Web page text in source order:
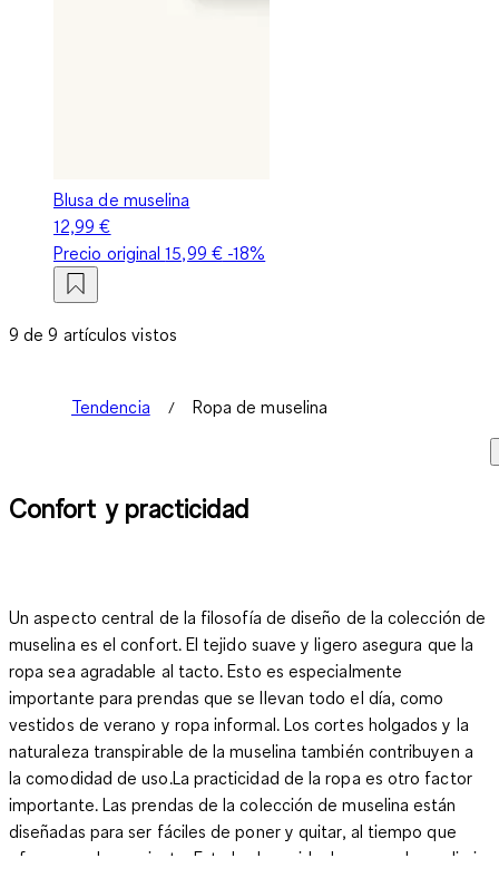
Blusa de muselina
12,99 €
Precio original15,99 €-18%
9 de 9 artículos vistos
Tendencia Ropa de muselina
Confort y practicidad
Un aspecto central de la filosofía de diseño de la colección de
muselina es el confort. El tejido suave y ligero asegura que la
ropa sea agradable al tacto. Esto es especialmente
importante para prendas que se llevan todo el día, como
vestidos de verano y ropa informal. Los cortes holgados y la
naturaleza transpirable de la muselina también contribuyen a
la comodidad de uso.La practicidad de la ropa es otro factor
importante. Las prendas de la colección de muselina están
diseñadas para ser fáciles de poner y quitar, al tiempo que
ofrecen un buen ajuste. Esto las hace ideales para el uso diario